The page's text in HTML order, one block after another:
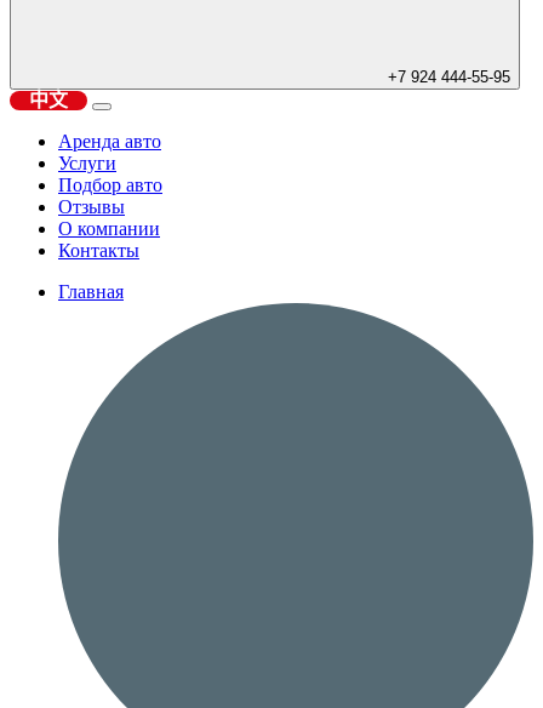
+7 924 444-55-95
中文
Аренда авто
Услуги
Подбор авто
Отзывы
О компании
Контакты
Главная